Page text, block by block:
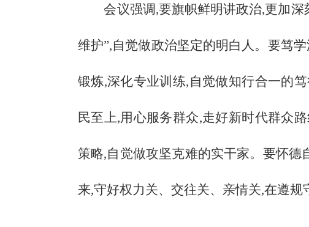
会议强调,要旗帜鲜明讲政治,更加深
维护”,自觉做政治坚定的明白人。要笃
锻炼,深化专业训练,自觉做知行合一的
民至上,用心服务群众,走好新时代群众
策略,自觉做攻坚克难的实干家。要怀德
来,守好权力关、交往关、亲情关,在遵规